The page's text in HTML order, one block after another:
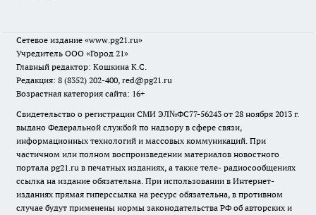
Сетевое издание «www.pg21.ru»
Учредитель ООО «Город 21»
Главный редактор: Кошкина К.С.
Редакция: 8 (8352) 202-400, red@pg21.ru
Возрастная категория сайта: 16+
Свидетельство о регистрации СМИ ЭЛ№ФС77-56243 от 28 ноября 2013 г.
выдано Федеральной службой по надзору в сфере связи,
информационных технологий и массовых коммуникаций. При
частичном или полном воспроизведении материалов новостного
портала pg21.ru в печатных изданиях, а также теле- радиосообщениях
ссылка на издание обязательна. При использовании в Интернет-
изданиях прямая гиперссылка на ресурс обязательна, в противном
случае будут применены нормы законодательства РФ об авторских и